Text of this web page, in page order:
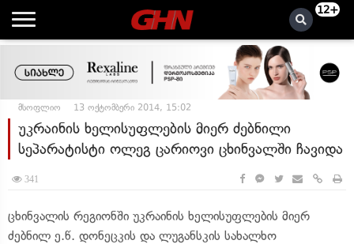
12+
მსოფლიო 13 ოქტომბერი 2014, 15:02
უკრაინის ხელისუფლების მიერ ძებნილი
სეპარატისტი ოლეგ ცარიოვი ცხინვალში ჩავიდა
341
ცხინვალის რეგიონში უკრაინის ხელისუფლების მიერ
ძებნილ ე.წ. დონეცკის და ლუგანსკის სახალხო